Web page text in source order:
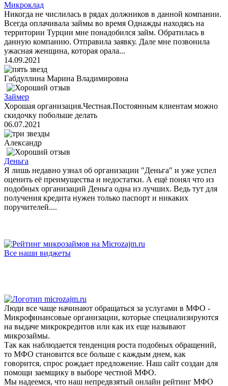
Микроклад
Никогда не числилась в рядах должников в данной компании.
Всегда оплачивала займы во время Однажды находясь на
территории Турции мне понадобился займ. Обратилась в
данную компанию. Отправила заявку. Дале мне позвонила
ужасная женщина, которая орала...
14.09.2021
Габдуллина Марина Владимировна
Займер
Хорошая организация.Честная.Постоянным клиентам можно
скидочку побольше делать
06.07.2021
Александр
Деньга
Я лишь недавно узнал об организации "Деньга" и уже успел
оценить её преимущества и недостатки. А ещё понял что из
подобных организаций Деньга одна из лучших. Ведь тут для
получения кредита нужен только паспорт и никаких
поручителей....
Все наши виджеты
Люди все чаще начинают обращаться за услугами в МФО -
Микрофинансовые организации, которые специализируются
на выдаче микрокредитов или как их еще называют
микрозаймы.
Так как наблюдается тенденция роста подобных обращений,
то МФО становится все больше с каждым днем, как
говорится, спрос рождает предложение. Наш сайт создан для
помощи заемщику в выборе честной МФО.
Мы надеемся, что наш непредвзятый онлайн рейтинг МФО